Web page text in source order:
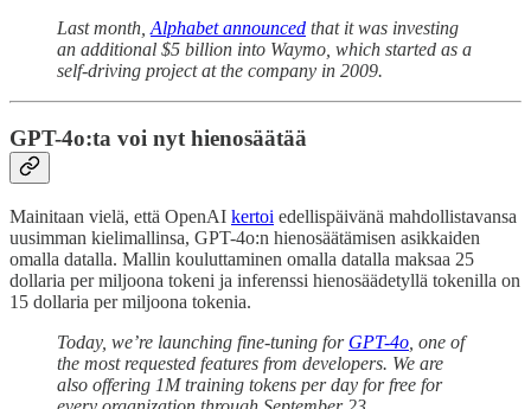
Last month, Alphabet announced that it was investing
an additional $5 billion into Waymo, which started as a
self-driving project at the company in 2009.
GPT-4o:ta voi nyt hienosäätää
Mainitaan vielä, että OpenAI kertoi edellispäivänä mahdollistavansa
uusimman kielimallinsa, GPT-4o:n hienosäätämisen asikkaiden
omalla datalla. Mallin kouluttaminen omalla datalla maksaa 25
dollaria per miljoona tokeni ja inferenssi hienosäädetyllä tokenilla on
15 dollaria per miljoona tokenia.
Today, we’re launching fine-tuning for GPT-4o , one of
the most requested features from developers. We are
also offering 1M training tokens per day for free for